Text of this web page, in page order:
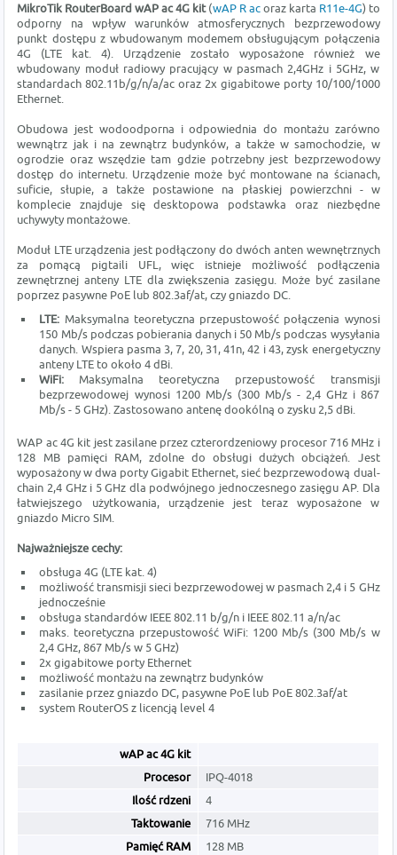
MikroTik RouterBoard wAP ac 4G kit(wAP R acoraz karta R11e-4G) to
odporny na wpływ warunków atmosferycznych bezprzewodowy
punkt dostępu z wbudowanym modemem obsługującym połączenia
4G (LTE kat. 4). Urządzenie zostało wyposażone również we
wbudowany moduł radiowy pracujący w pasmach 2,4GHz i 5GHz, w
standardach 802.11b/g/n/a/ac oraz 2x gigabitowe porty 10/100/1000
Ethernet.
Obudowa jest wodoodporna i odpowiednia do montażu zarówno
wewnątrz jak i na zewnątrz budynków, a także w samochodzie, w
ogrodzie oraz wszędzie tam gdzie potrzebny jest bezprzewodowy
dostęp do internetu. Urządzenie może być montowane na ścianach,
suficie, słupie, a także postawione na płaskiej powierzchni - w
komplecie znajduje się desktopowa podstawka oraz niezbędne
uchywyty montażowe.
Moduł LTE urządzenia jest podłączony do dwóch anten wewnętrznych
za pomącą pigtaili UFL, więc istnieje możliwość podłączenia
zewnętrznej anteny LTE dla zwiększenia zasięgu. Może być zasilane
poprzez pasywne PoE lub 802.3af/at, czy gniazdo DC.
LTE: Maksymalna teoretyczna przepustowość połączenia wynosi
150 Mb/s podczas pobierania danych i 50 Mb/s podczas wysyłania
danych. Wspiera pasma 3, 7, 20, 31, 41n, 42 i 43, zysk energetyczny
anteny LTE to około 4 dBi.
WiFi: Maksymalna teoretyczna przepustowość transmisji
bezprzewodowej wynosi 1200 Mb/s (300 Mb/s - 2,4 GHz i 867
Mb/s - 5 GHz). Zastosowano antenę dookólną o zysku 2,5 dBi.
WAP ac 4G kit jest zasilane przez czterordzeniowy procesor 716 MHz i
128 MB pamięci RAM, zdolne do obsługi dużych obciążeń. Jest
wyposażony w dwa porty Gigabit Ethernet, sieć bezprzewodową dual-
chain 2,4 GHz i 5 GHz dla podwójnego jednoczesnego zasięgu AP. Dla
łatwiejszego użytkowania, urządzenie jest teraz wyposażone w
gniazdo Micro SIM.
Najważniejsze cechy:
obsługa 4G (LTE kat. 4)
możliwość transmisji sieci bezprzewodowej w pasmach 2,4 i 5 GHz
jednocześnie
obsługa standardów IEEE 802.11 b/g/n i IEEE 802.11 a/n/ac
maks. teoretyczna przepustowość WiFi: 1200 Mb/s (300 Mb/s w
2,4 GHz, 867 Mb/s w 5 GHz)
2x gigabitowe porty Ethernet
możliwość montażu na zewnątrz budynków
zasilanie przez gniazdo DC, pasywne PoE lub PoE 802.3af/at
system RouterOS z licencją level 4
wAP ac 4G kit
Procesor
IPQ-4018
Ilość rdzeni
4
Taktowanie
716 MHz
Pamięć RAM
128 MB